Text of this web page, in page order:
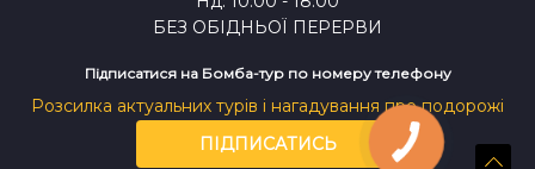
БЕЗ ОБІДНЬОЇ ПЕРЕРВИ
Підписатися на Бомба-тур по номеру телефону
Розсилка актуальних турів і нагадування про подорожі
ПІДПИСАТИСЬ